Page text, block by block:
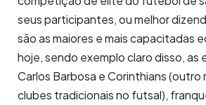
seus participantes, ou melhor
são as maiores e mais capacitadas
hoje, sendo exemplo claro disso, as
Carlos Barbosa e Corinthians
clubes tradicionais no futsal),